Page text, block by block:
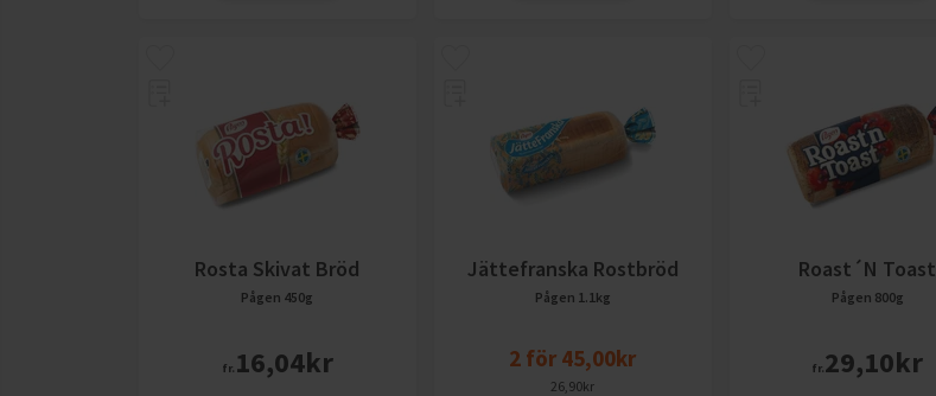
Rosta Skivat Bröd
Pågen 450g
fr. 16,04kr
Jättefranska Rostbröd
Pågen 1.1kg
2 för 45,00kr
26,90kr
Roast´n Toast
Pågen 800g
fr.29,10kr